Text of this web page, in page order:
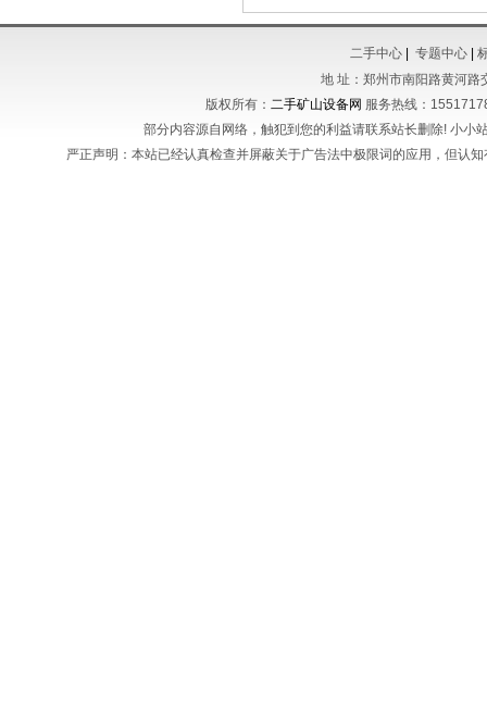
二手中心 专题中心
地 址：郑州市南阳路黄河路
版权所有： 二手矿山设备网 服务热线：
部分内容源自网络，触犯到您的利益请联系站长删除! 小
严正声明：本站已经认真检查并屏蔽关于广告法中极限词的应用，但认